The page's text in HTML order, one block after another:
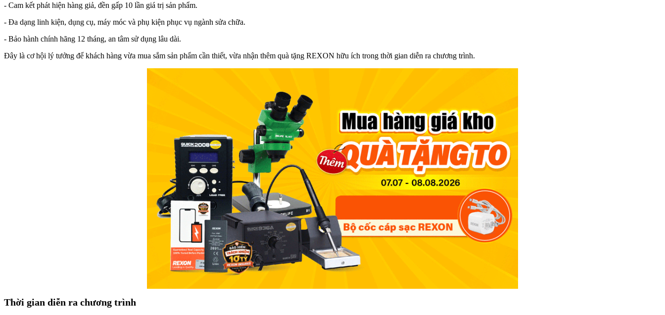
- Cam kết phát hiện hàng giả, đền gấp 10 lần giá trị sản phẩm.
- Đa dạng linh kiện, dụng cụ, máy móc và phụ kiện phục vụ ngành sửa chữa.
- Bảo hành chính hãng 12 tháng, an tâm sử dụng lâu dài.
Đây là cơ hội lý tưởng để khách hàng vừa mua sắm sản phẩm cần thiết, vừa nhận thêm quà tặng REXON hữu ích trong thời gian diễn ra chương trình.
Thời gian diễn ra chương trình